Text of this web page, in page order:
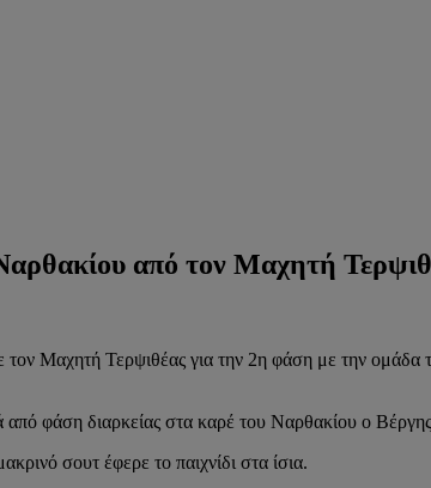
από τον Μαχητή
Τερψιθέας για την 2η φάση με την ομάδα
φάση διαρκείας στα καρέ του Ναρθακίου ο
σουτ έφερε το παιχνίδι στα ίσια.